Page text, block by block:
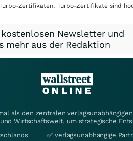
Zertifikaten. Turbo-Zertifikate sind
Newsletter und
mehr aus der Redaktion
als den zentralen
Wirtschaftswelt, um strategische
✅ verlagsunabhängige